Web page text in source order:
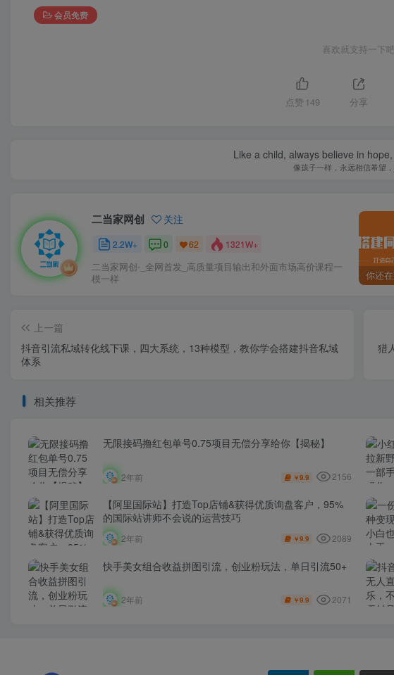
会员免费
喜欢就支持一下
点赞 149 分享
Like a child, always believe in
像孩子一样，永远相信希望
二当家网创 关注
2.2W+ 0 62 1321W+
二当家网创-_全网首发_高质量项目输出和外面市场高价课程一
模一样
上一篇
抖音引流私域转化线下课，四大系统，13种模型，教你学会搭建抖音私域
体系‎
猎
相关推荐
无限接码撸红包单号0.75项目无偿分享给你【揭秘】
2年前 ￥9.9 2156
【阿里国际站】打造Top店铺&获得优质询盘客户，​95%
的国际站讲师不会说的运营技巧
2年前 ￥9.9 2089
快手美女组合收益拼图引流，创业粉玩法，单日引流50+
2年前 ￥9.9 2071